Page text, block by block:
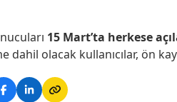
15 Mart’ta herkese
dahil olacak kullanıcılar, ön